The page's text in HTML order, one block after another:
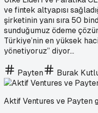
ve fintek altyapısı
şirketinin yanı sıra 50
sunduğumuz ödeme
Türkiye’nin en yüksek
yönetiyoruz” diyor...
Payten Burak
Aktif Ventures ve Payten